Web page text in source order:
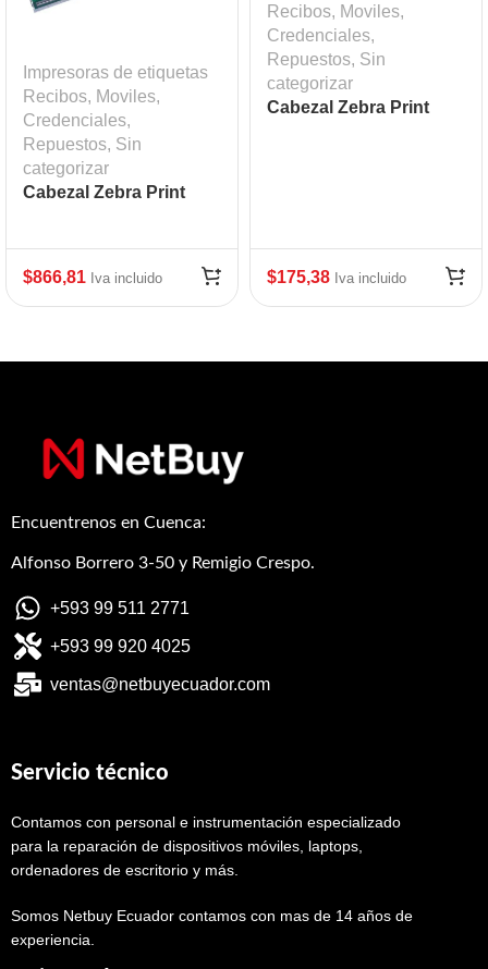
Impresoras de etiquetas
Recibos, Moviles,
Credenciales,
Repuestos, Sin
categorizar
Cabezal Zebra Print
$866,81 Iva incluido
Recibos, Moviles,
Credenciales,
Repuestos, Sin
categorizar
Cabezal Zebra Print
$175,38 Iva incluido
Encuentrenos en Cuenca:
Alfonso Borrero 3-50 y Remigio Crespo.
+593 99 511 2771
+593 99 920 4025
ventas@netbuyecuador.com
Servicio técnico
Contamos con personal e instrumentación especializado
para la reparación de dispositivos móviles, laptops,
ordenadores de escritorio y más.
Somos Netbuy Ecuador contamos con mas de 14 años de
experiencia.